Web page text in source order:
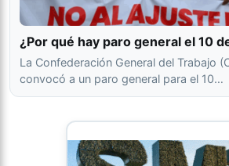
¿Por qué hay paro general el 10
La Confederación General del Trabajo
convocó a un paro general para el 10…